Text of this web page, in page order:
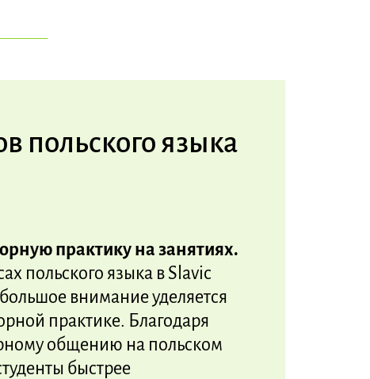
польского языка
практику на занятиях.
польского языка в Slavic
внимание уделяется
практике. Благодаря
общению на польском
быстрее